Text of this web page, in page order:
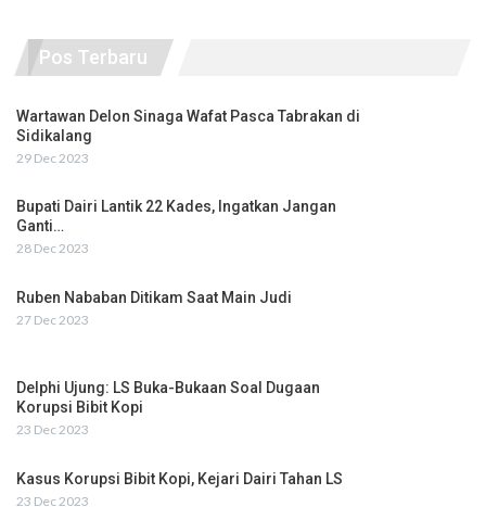
Pos Terbaru
Wartawan Delon Sinaga Wafat Pasca Tabrakan di
Sidikalang
29 Dec 2023
Bupati Dairi Lantik 22 Kades, Ingatkan Jangan
Ganti…
28 Dec 2023
Ruben Nababan Ditikam Saat Main Judi
27 Dec 2023
Delphi Ujung: LS Buka-Bukaan Soal Dugaan
Korupsi Bibit Kopi
23 Dec 2023
Kasus Korupsi Bibit Kopi, Kejari Dairi Tahan LS
23 Dec 2023